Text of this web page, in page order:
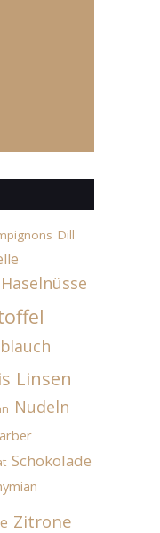
Dill
Haselnüsse
Linsen
Nudeln
Schokolade
Zitrone